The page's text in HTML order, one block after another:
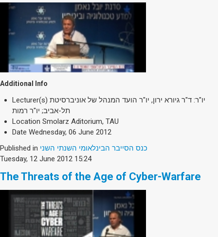
Additional Info
Lecturer(s) יו"ר: ד"ר גיורא ירון, יו"ר הועד המנהל של אוניברסיטת
תל-אביב; יו"ר רמות
Location Smolarz Aditorium, TAU
Date Wednesday, 06 June 2012
Published in כנס הסייבר הבינלאומי השנתי השני
Tuesday, 12 June 2012 15:24
The Threats of the Age of Cyber-Warfare